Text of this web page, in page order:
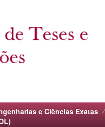
e Ciências Exatas